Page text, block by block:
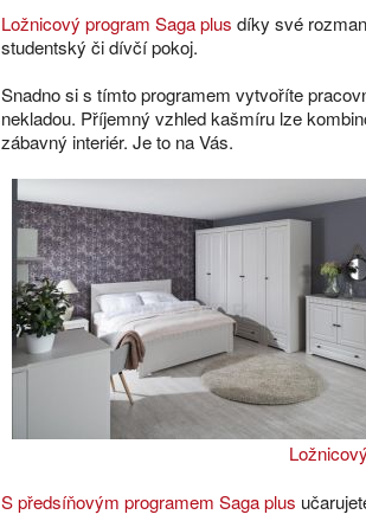
Ložnicový program Saga plus díky své
studentský či dívčí pokoj.
Snadno si s tímto programem vytvoříte
nekladou. Příjemný vzhled kašmíru lze
zábavný interiér. Je to na Vás.
S předsíňovým programem Saga plus